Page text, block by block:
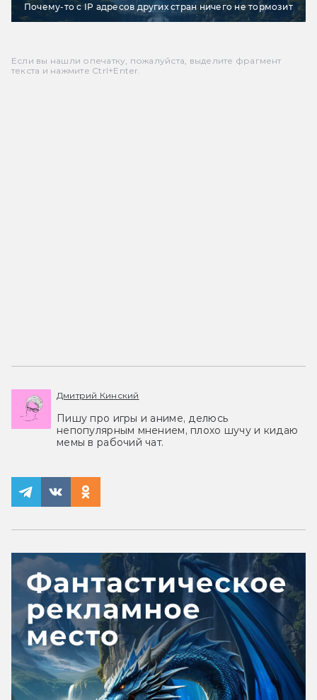
Почему-то с IP адресов других стран ничего не тормозит
Если вы нашли опечатку, пожалуйста, выделите фрагмент
текста и нажмите Ctrl+Enter.
Дмитрий Кинский
Пишу про игры и аниме, делюсь
непопулярным мнением, плохо шучу и кидаю
мемы в рабочий чат.